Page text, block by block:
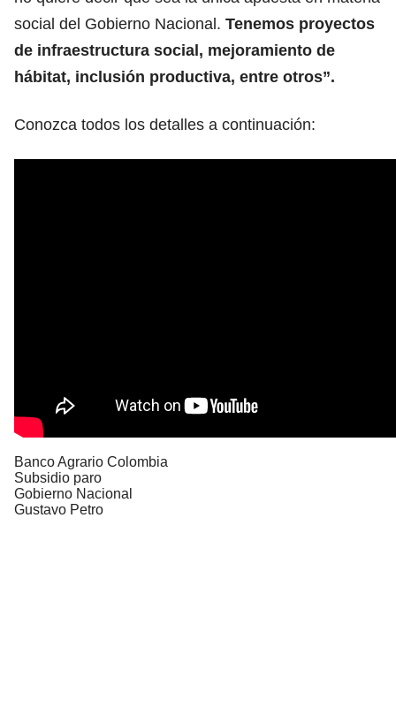
social del Gobierno Nacional. Tenemos proyectos
de infraestructura social, mejoramiento de
hábitat, inclusión productiva, entre otros”.
Conozca todos los detalles a continuación:
Banco Agrario Colombia
Subsidio paro
Gobierno Nacional
Gustavo Petro